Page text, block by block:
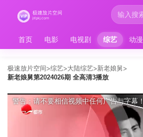
首页 电影 电视剧 综艺 动漫
极速放片空间>综艺>大陆综艺>新老娘舅>
新老娘舅第2024026期 全高清3播放
警告：请不要相信视频中任何广告与字幕！